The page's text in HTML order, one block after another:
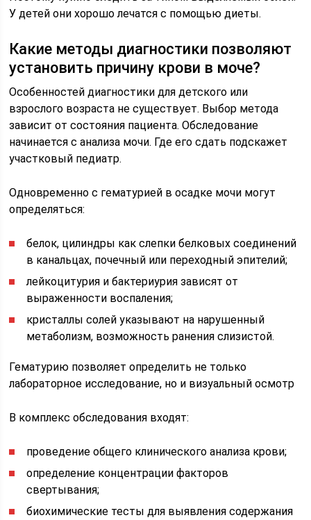
У детей они хорошо лечатся с помощью диеты.
Какие методы диагностики позволяют
установить причину крови в моче?
Особенностей диагностики для детского или
взрослого возраста не существует. Выбор метода
зависит от состояния пациента. Обследование
начинается с анализа мочи. Где его сдать подскажет
участковый педиатр.
Одновременно с гематурией в осадке мочи могут
определяться:
белок, цилиндры как слепки белковых соединений
в канальцах, почечный или переходный эпителий;
лейкоцитурия и бактериурия зависят от
выраженности воспаления;
кристаллы солей указывают на нарушенный
метаболизм, возможность ранения слизистой.
Гематурию позволяет определить не только
лабораторное исследование, но и визуальный осмотр
В комплекс обследования входят:
проведение общего клинического анализа крови;
определение концентрации факторов
свертывания;
биохимические тесты для выявления содержания